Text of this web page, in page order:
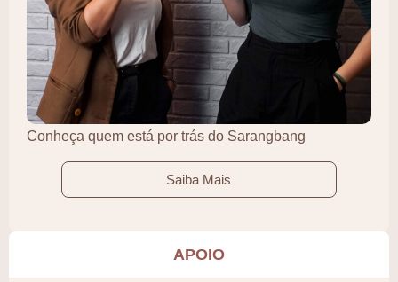
Conheça quem está por trás do Sarangbang
Saiba Mais
APOIO